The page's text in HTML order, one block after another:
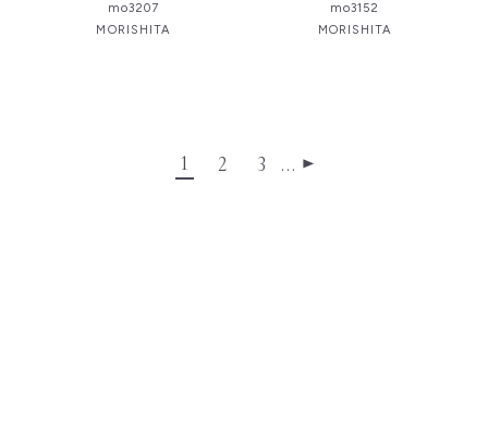
mo3207
MORISHITA
mo3152
MORISHITA
1 2 3 … ▶